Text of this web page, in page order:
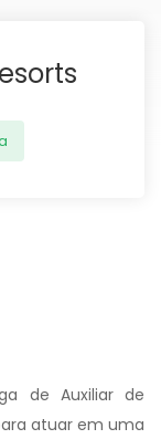
de Auxiliar de
atuar em uma